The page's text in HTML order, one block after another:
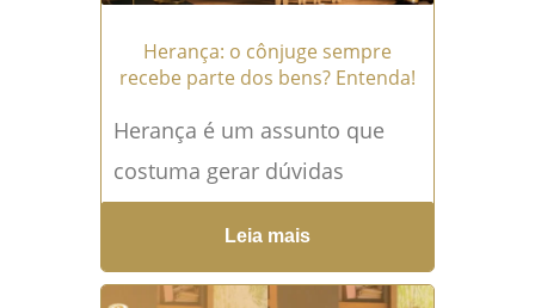
Herança: o cônjuge sempre
recebe parte dos bens? Entenda!
Herança é um assunto que
costuma gerar dúvidas
justamente em um dos
momentos mais delicados
para uma família. Após o
Leia mais